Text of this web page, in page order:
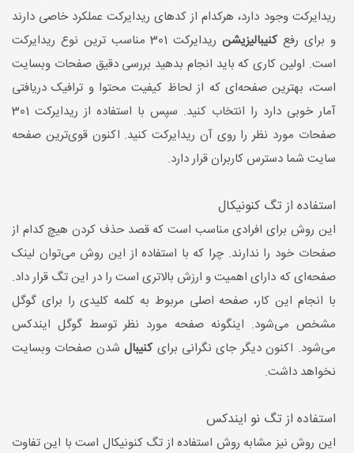
ریدایرکت وجود دارد، هرکدام از کدهای ریدایرکت عملکرد خاصی دارند
و برای رفعکنیبالیزیشن
ریدایرکت 301 مناسب ترین نوع ریدایرکت
است. اولین کاری که باید انجام بدهید بررسی دقیق صفحات وبسایت
است، بهترین صفحه‌ای که از لحاظ کیفیت محتوا و ترافیک دریافتی
آمار خوبی دارد را انتخاب کنید. سپس با استفاده از ریدایرکت 301
صفحات مورد نظر را روی آن ریدایرکت کنید. اکنون قوی‌ترین صفحه
سایت شما دسترس کاربران قرار دارد.
استفاده از تگ کنونیکال
این روش برای افرادی مناسب است که قصد حذف کردن هیچ کدام از
صفحات خود را ندارند. چرا که با استفاده از این روش می‌توان لینک
صفحه‌ای که دارای اهمیت و ارزش بالاتری است را در این تگ قرار داد.
با انجام این کار، صفحه اصلی مربوط به کلمه کلیدی را برای گوگل
مشخص می‌شود. اینگونه صفحه مورد نظر توسط گوگل ایندکس
می‌شود. اکنون دیگر جای نگرانی برایکنیبالشدن صفحات وبسایت
نخواهد داشت.
استفاده از تگ نو ایندکس
این روش نیز مشابه روش استفاده از تگ کنونیکال است با این تفاوت